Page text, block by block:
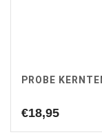
PROBE
€18,95